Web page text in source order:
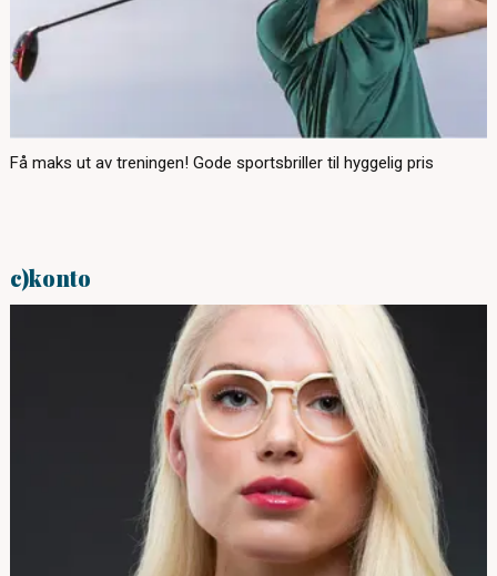
Få maks ut av treningen! Gode sportsbriller til hyggelig pris
c)konto